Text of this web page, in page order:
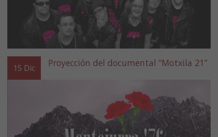
15 Dic Proyección del documental “Motxila 21”